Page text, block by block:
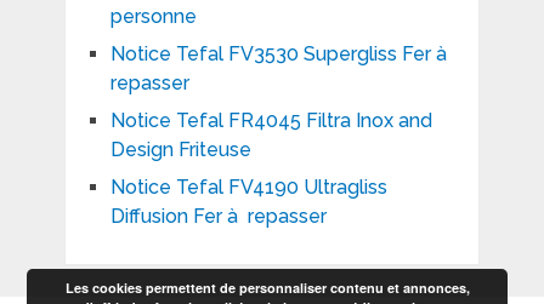
personne
Notice Tefal FV3530 Supergliss Fer à
repasser
Notice Tefal FR4045 Filtra Inox and
Design Friteuse
Notice Tefal FV4190 Ultragliss
Diffusion Fer à repasser
Les cookies permettent de personnaliser contenu et annonces,